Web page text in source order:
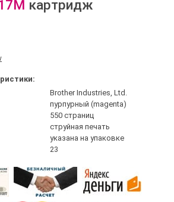
картридж
Brother Industries, Ltd.
пурпурный (magenta)
550 страниц
струйная печать
указана на упаковке
23